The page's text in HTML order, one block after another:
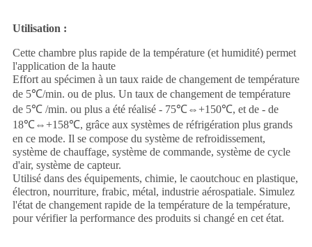
Utilisation :
Cette chambre plus rapide de la température (et humidité) permet
l'application de la haute
Effort au spécimen à un taux raide de changement de température
de 5℃/min. ou de plus. Un taux de changement de température
de 5℃ /min. ou plus a été réalisé - 75℃⇔+150℃, et de - de
18℃⇔+158℃, grâce aux systèmes de réfrigération plus grands
en ce mode. Il se compose du système de refroidissement,
système de chauffage, système de commande, système de cycle
d'air, système de capteur.
Utilisé dans des équipements, chimie, le caoutchouc en plastique,
électron, nourriture, frabic, métal, industrie aérospatiale. Simulez
l'état de changement rapide de la température de la température,
pour vérifier la performance des produits si changé en cet état.